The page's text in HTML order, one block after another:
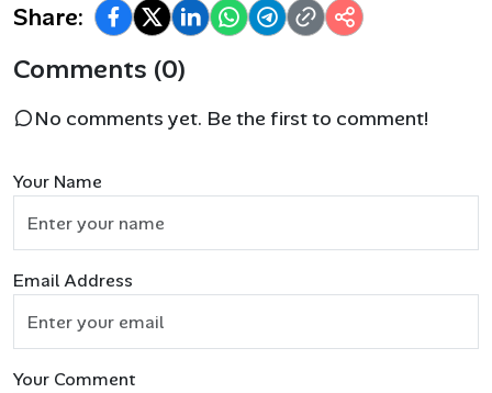
Share:
Comments (0)
No comments yet. Be the first to comment!
Your Name
Email Address
Your Comment